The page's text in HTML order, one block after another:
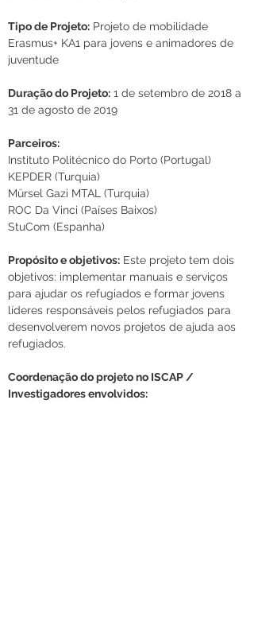
Tipo de Projeto: Projeto de mobilidade
Erasmus+ KA1 para jovens e animadores de
juventude
Duração do Projeto: 1 de setembro de 2018 a
31 de agosto de 2019
Parceiros:
Instituto Politécnico do Porto (Portugal)
KEPDER (Turquia)
Mürsel Gazi MTAL (Turquia)
ROC Da Vinci (Países Baixos)
StuCom (Espanha)
Propósito e objetivos: Este projeto tem dois
objetivos: implementar manuais e serviços
para ajudar os refugiados e formar jovens
líderes responsáveis pelos refugiados para
desenvolverem novos projetos de ajuda aos
refugiados.
Coordenação do projeto no ISCAP /
Investigadores envolvidos: